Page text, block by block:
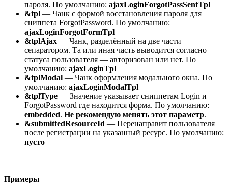
пароля. По умолчанию: ajaxLoginForgotPassSentTpl
&tpl — Чанк с формой восстановления пароля для
сниппета ForgotPassword. По умолчанию:
ajaxLoginForgotFormTpl
&tplAjax — Чанк, разделённый на две части
сепаратором. Та или иная часть выводится согласно
статуса пользователя — авторизован или нет. По
умолчанию: ajaxLoginTpl
&tplModal — Чанк оформления модального окна. По
умолчанию: ajaxLoginModalTpl
&tplType — Значение указывает сниппетам Login и
ForgotPassword где находится форма. По умолчанию:
embedded. Не рекомендую менять этот параметр.
&submittedResourceId — Перенаправит пользователя
после регистрации на указанный ресурс. По умолчанию:
пусто
Примеры